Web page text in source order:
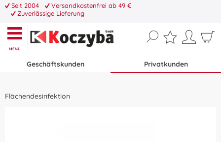
Seit 2004
Versandkostenfrei ab 49 €
Zuverlässige Lieferung
MENÜ
Geschäftskunden Privatkunden
Flächendesinfektion